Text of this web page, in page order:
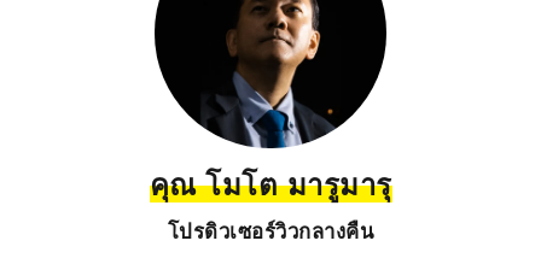
คุณ โมโต มารูมารุ
โปรดิวเซอร์วิวกลางคืน